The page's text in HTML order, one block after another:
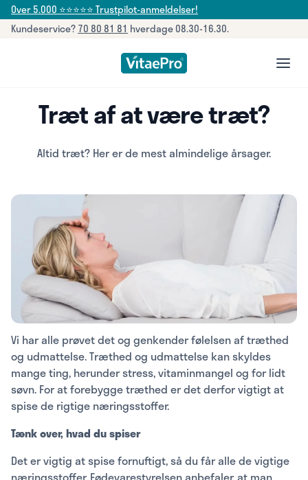
Over 5.000 ⭐⭐⭐⭐⭐ Trustpilot-anmeldelser!
Kundeservice?70 80 81 81 hverdage 08.30-16.30.
Træt af at være træt?
Altid træt? Her er de mest almindelige årsager.
Vi har alle prøvet det og genkender følelsen af træthed
og udmattelse. Træthed og udmattelse kan skyldes
mange ting, herunder stress, vitaminmangel og for lidt
søvn. For at forebygge træthed er det derfor vigtigt at
spise de rigtige næringsstoffer.
Tænk over, hvad du spiser
Det er vigtig at spise fornuftigt, så du får alle de vigtige